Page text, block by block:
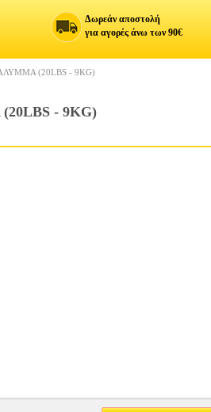
Δωρεάν αποστολή
για αγορές άνω των 90€
(20LBS - 9KG)
- 9KG)